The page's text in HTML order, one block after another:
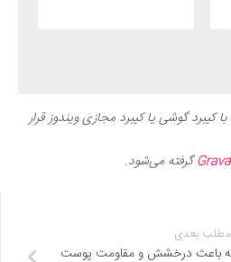
کیبرد گوشی یا کیبرد مجازی ویندوز قرار
گرفته می‌شود.
مطلب بعدی
باعث درخشش و مقاومت پوست